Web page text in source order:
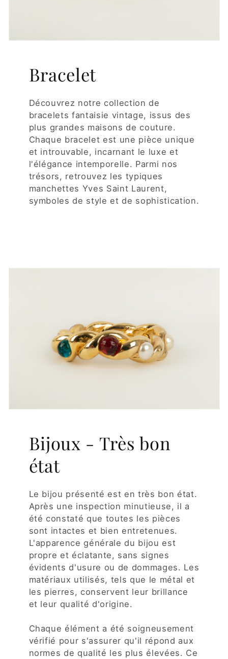
Bracelet
Découvrez notre collection de
bracelets fantaisie vintage, issus des
plus grandes maisons de couture.
Chaque bracelet est une pièce unique
et introuvable, incarnant le luxe et
l'élégance intemporelle. Parmi nos
trésors, retrouvez les typiques
manchettes Yves Saint Laurent,
symboles de style et de sophistication.
Bijoux - Très bon
état
Le bijou présenté est en très bon état.
Après une inspection minutieuse, il a
été constaté que toutes les pièces
sont intactes et bien entretenues.
L'apparence générale du bijou est
propre et éclatante, sans signes
évidents d'usure ou de dommages. Les
matériaux utilisés, tels que le métal et
les pierres, conservent leur brillance
et leur qualité d'origine.
Chaque élément a été soigneusement
vérifié pour s'assurer qu'il répond aux
normes de qualité les plus élevées. Ce